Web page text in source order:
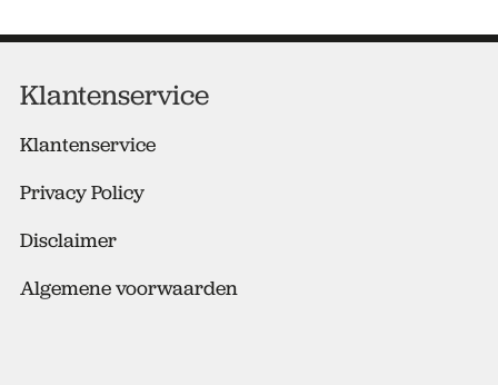
d
s
*
Klantenservice
Klantenservice
Privacy Policy
Disclaimer
Algemene voorwaarden